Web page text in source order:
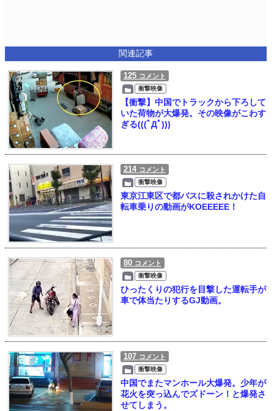
関連記事
125 コメント
衝撃映像
【衝撃】中国でトラックから下ろして
いた荷物が大爆発。その映像がこわす
ぎる(((ﾟДﾟ)))
214 コメント
衝撃映像
東京江東区で都バスに殺されかけた自
転車乗りの動画がKOEEEEE！
80 コメント
衝撃映像
ひったくりの犯行を目撃した運転手が
車で体当たりするGJ動画。
107 コメント
衝撃映像
中国でまたマンホール大爆発。少年が
花火を突っ込んでズドーン！と爆発さ
せてしまう。